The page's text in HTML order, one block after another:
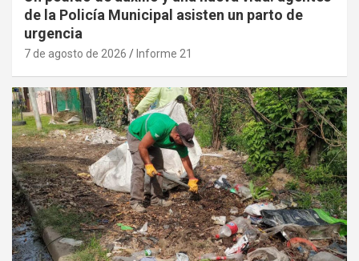
de la Policía Municipal asisten un parto de
urgencia
7 de agosto de 2026 Informe 21